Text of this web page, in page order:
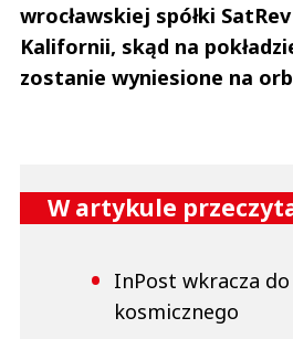
wrocławskiej spółki
Kalifornii, skąd na
zostanie wyniesione na
W artykule
InPost wkracza
kosmicznego